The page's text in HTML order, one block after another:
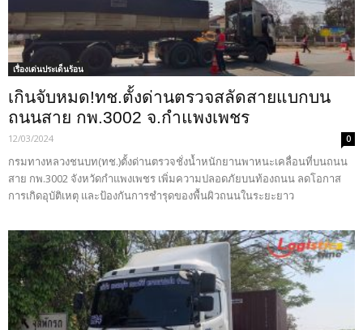
เรื่องเด่นประเด็นร้อน
เกินจับหมด!ทช.ตั้งด่านตรวจสลัดสายแบกบน
ถนนสาย กพ.3002 จ.กำแพงเพชร
12/03/2024 0
กรมทางหลวงชนบท(ทช.)ตั้งด่านตรวจชั่งน้ำหนักยานพาหนะเคลื่อนที่บนถนน
สาย กพ.3002 จังหวัดกำแพงเพชร เพิ่มความปลอดภัยบนท้องถนน ลดโอกาส
การเกิดอุบัติเหตุ และป้องกันการชำรุดของพื้นผิวถนนในระยะยาว